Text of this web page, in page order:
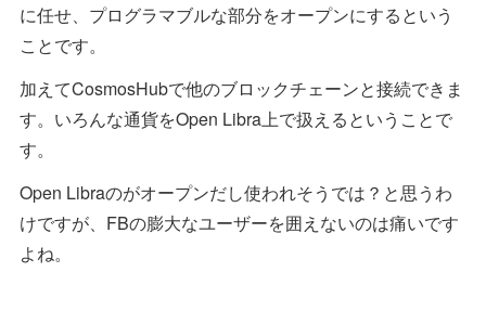
に任せ、プログラマブルな部分をオープンにするという
ことです。
加えてCosmosHubで他のブロックチェーンと接続できま
す。いろんな通貨をOpen Libra上で扱えるということで
す。
Open Libraのがオープンだし使われそうでは？と思うわ
けですが、FBの膨大なユーザーを囲えないのは痛いです
よね。